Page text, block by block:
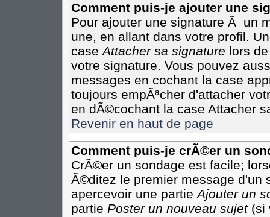
Comment puis-je ajouter une
Pour ajouter une signature Ã un
une, en allant dans votre profil.
caseAttacher sa signature lors
votre signature. Vous pouvez
messages en cochant la case
toujours empÃªcher d'attacher
en dÃ©cochant la case Attacher
Revenir en haut de page
Comment puis-je crÃ©er un
CrÃ©er un sondage est facile;
Ã©ditez le premier message d'un
apercevoir une partieAjouter un
partie Poster un nouveau sujet(si